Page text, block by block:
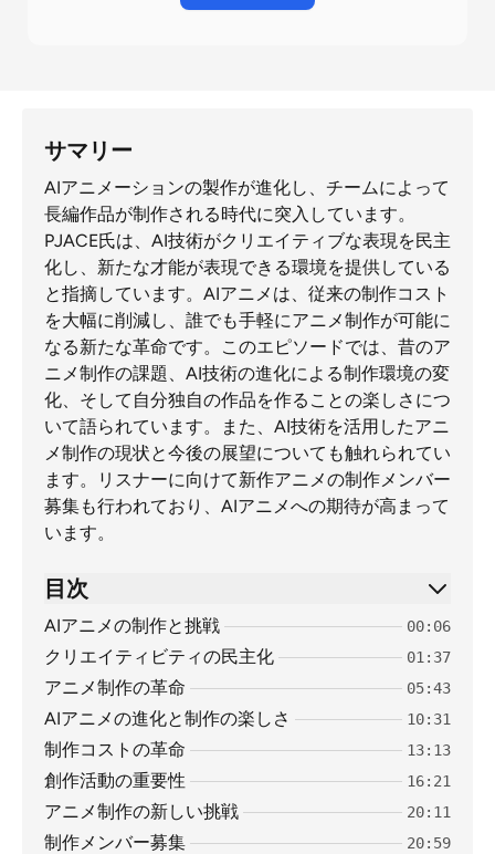
サマリー
AIアニメーションの製作が進化し、チームによって
長編作品が制作される時代に突入しています。
PJACE氏は、AI技術がクリエイティブな表現を民主
化し、新たな才能が表現できる環境を提供している
と指摘しています。AIアニメは、従来の制作コスト
を大幅に削減し、誰でも手軽にアニメ制作が可能に
なる新たな革命です。このエピソードでは、昔のア
ニメ制作の課題、AI技術の進化による制作環境の変
化、そして自分独自の作品を作ることの楽しさにつ
いて語られています。また、AI技術を活用したアニ
メ制作の現状と今後の展望についても触れられてい
ます。リスナーに向けて新作アニメの制作メンバー
募集も行われており、AIアニメへの期待が高まって
います。
目次
AIアニメの制作と挑戦 00:06
クリエイティビティの民主化 01:37
アニメ制作の革命 05:43
AIアニメの進化と制作の楽しさ 10:31
制作コストの革命 13:13
創作活動の重要性 16:21
アニメ制作の新しい挑戦 20:11
制作メンバー募集 20:59